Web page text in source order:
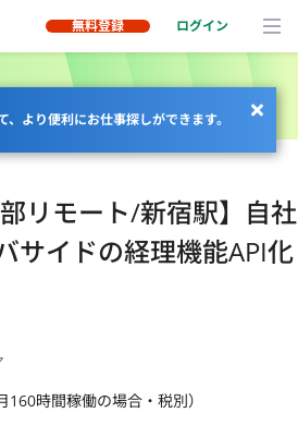
無料登録 ログイン
、より便利にお仕事探しができます。
リモート/新宿駅】自社
サイドの経理機能API化
時間稼働の場合・税別）